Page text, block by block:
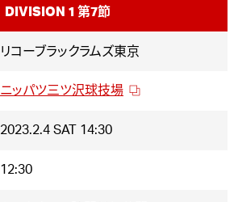
DIVISION 1 第7節
リコーブラックラムズ東京
ニッパツ三ツ沢球技場
2023.2.4 SAT 14:30
12:30